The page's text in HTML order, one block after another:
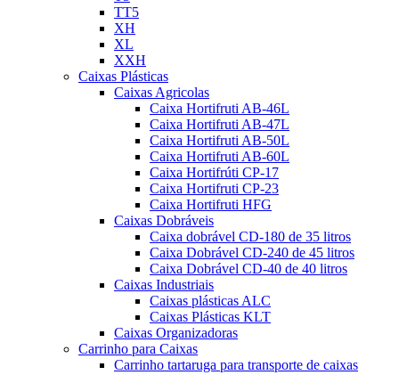
TT5
XH
XL
XXH
Caixas Plásticas
Caixas Agricolas
Caixa Hortifruti AB-46L
Caixa Hortifruti AB-47L
Caixa Hortifruti AB-50L
Caixa Hortifruti AB-60L
Caixa Hortifrúti CP-17
Caixa Hortifruti CP-23
Caixa Hortifruti HFG
Caixas Dobráveis
Caixa dobrável CD-180 de 35 litros
Caixa Dobrável CD-240 de 45 litros
Caixa Dobrável CD-40 de 40 litros
Caixas Industriais
Caixas plásticas ALC
Caixas Plásticas KLT
Caixas Organizadoras
Carrinho para Caixas
Carrinho tartaruga para transporte de caixas